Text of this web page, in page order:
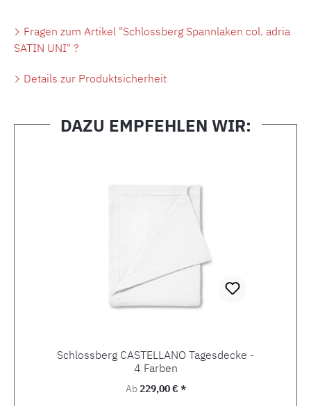
Fragen zum Artikel "Schlossberg Spannlaken col. adria
SATIN UNI" ?
Details zur Produktsicherheit
DAZU EMPFEHLEN WIR:
Schlossberg CASTELLANO Tagesdecke -
4 Farben
Regulärer Preis:
Ab229,00 € *